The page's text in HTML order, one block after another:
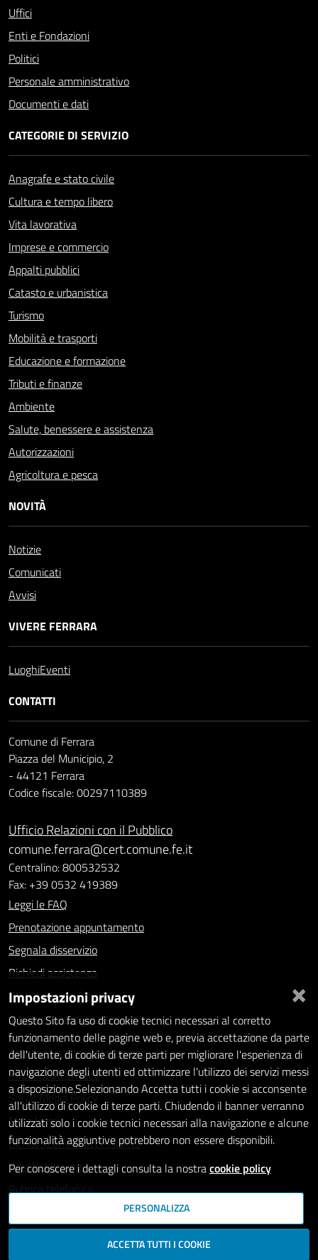
Uffici
Enti e Fondazioni
Politici
Personale amministrativo
Documenti e dati
CATEGORIE DI SERVIZIO
Anagrafe e stato civile
Cultura e tempo libero
Vita lavorativa
Imprese e commercio
Appalti pubblici
Catasto e urbanistica
Turismo
Mobilità e trasporti
Educazione e formazione
Tributi e finanze
Ambiente
Salute, benessere e assistenza
Autorizzazioni
Agricoltura e pesca
NOVITÀ
Notizie
Comunicati
Avvisi
VIVERE FERRARA
LuoghiEventi
CONTATTI
Comune di Ferrara
Piazza del Municipio, 2
- 44121 Ferrara
Codice fiscale: 00297110389
Ufficio Relazioni con il Pubblico
comune.ferrara@cert.comune.fe.it
Centralino: 800532532
Fax: +39 0532 419389
Leggi le FAQ
Prenotazione appuntamento
Segnala disservizio
Richiedi assistenza
Statistiche dei Siti web
Intranet - accesso riservato
Amministrazione trasparente
Informativa privacy
Social Media Policy
Note legali
Dichiarazione di accessibilità
Whistleblowing
Rubrica telefonica
SEGUICI SU
×
Impostazioni privacy
Questo Sito fa uso di cookie tecnici necessari al corretto
funzionamento delle pagine web e, previa accettazione da parte
dell'utente, di cookie di terze parti per migliorare l'esperienza di
navigazione degli utenti ed ottimizzare l'utilizzo dei servizi messi
a disposizione.Selezionando Accetta tutti i cookie si acconsente
all'utilizzo di cookie di terze parti. Chiudendo il banner verranno
utilizzati solo i cookie tecnici necessari alla navigazione e alcune
funzionalità aggiuntive potrebbero non essere disponibili.
Per conoscere i dettagli consulta la nostracookie policy
PERSONALIZZA
ACCETTA TUTTI I COOKIE